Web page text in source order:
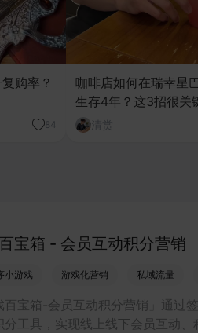
购率？
84
咖啡店如何在瑞幸星
生存4年？这3招很关
清赏
宝箱 - 会员互动积分营销
小游戏 游戏化营销 私域流量
百宝箱-会员互动积分营销」通过
分工具，实现线上线下会员互动